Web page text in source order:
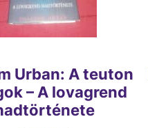
Urban: A teuton
– A lovagrend